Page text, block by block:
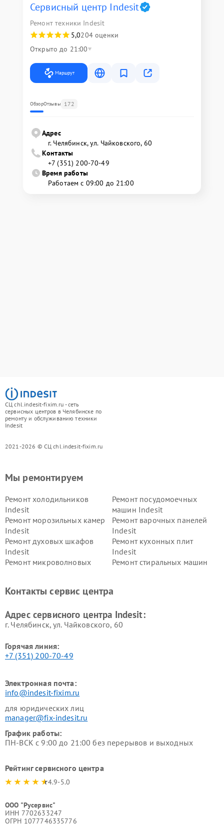
Сервисный центр Indesit
Ремонт техники Indesit
5,0204 оценки
Открыто до 21:00
Маршрут
ОбзорОтзывы 172
Адрес
г. Челябинск, ул. Чайковского, 60
Контакты
+7 (351) 200-70-49
Время работы
Работаем с 09:00 до 21:00
СЦ chl.indesit-fixim.ru - сеть
сервисных центров в Челябинске по
ремонту и обслуживанию техники
Indesit
2021-2026 © СЦ chl.indesit-fixim.ru
Мы ремонтируем
Ремонт холодильников
Indesit
Ремонт посудомоечных
машин Indesit
Ремонт морозильных камер
Indesit
Ремонт варочных панелей
Indesit
Ремонт духовых шкафов
Indesit
Ремонт кухонных плит
Indesit
Ремонт микроволновых
Ремонт стиральных машин
Indesit
Indesit
Контакты сервис центра
Адрес сервисного центра Indesit:
г. Челябинск, ул. Чайковского, 60
Горячая линия:
+7 (351) 200-70-49
Электронная почта:
info@indesit-fixim.ru
для юридических лиц
manager@fix-indesit.ru
График работы:
ПН-ВСК с 9:00 до 21:00 без перерывов и выходных
Рейтинг сервисного центра
4.9-5.0
ООО "Русервис"
ИНН 7702633247
ОГРН 1077746335776